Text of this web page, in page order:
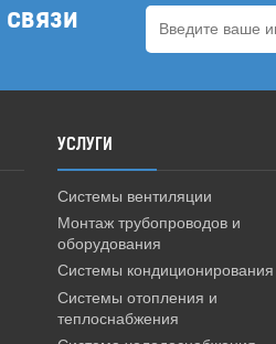
УСЛУГИ
Системы вентиляции
Монтаж трубопроводов и
оборудования
Системы кондиционирования
Системы отопления и
теплоснабжения